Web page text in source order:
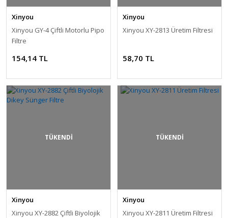
Xinyou
Xinyou GY-4 Çiftli Motorlu Pipo
Filtre
154,14 TL
Xinyou
Xinyou XY-2813 Üretim Filtresi
58,70 TL
TÜKENDİ
Xinyou
Xinyou XY-2882 Çiftli Biyolojik
TÜKENDİ
Xinyou
Xinyou XY-2811 Üretim Filtresi